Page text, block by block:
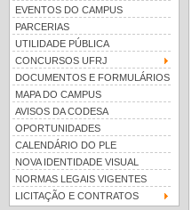
EVENTOS DO CAMPUS
PARCERIAS
UTILIDADE PÚBLICA
CONCURSOS UFRJ
DOCUMENTOS E FORMULÁRIOS
MAPA DO CAMPUS
AVISOS DA CODESA
OPORTUNIDADES
CALENDÁRIO DO PLE
NOVA IDENTIDADE VISUAL
NORMAS LEGAIS VIGENTES
LICITAÇÃO E CONTRATOS
UFRJ 100 anos